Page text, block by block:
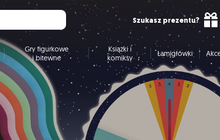
Szukasz prezentu?
Gry figurkowe
i bitewne
Książki i
komiksy
Łamigłówki